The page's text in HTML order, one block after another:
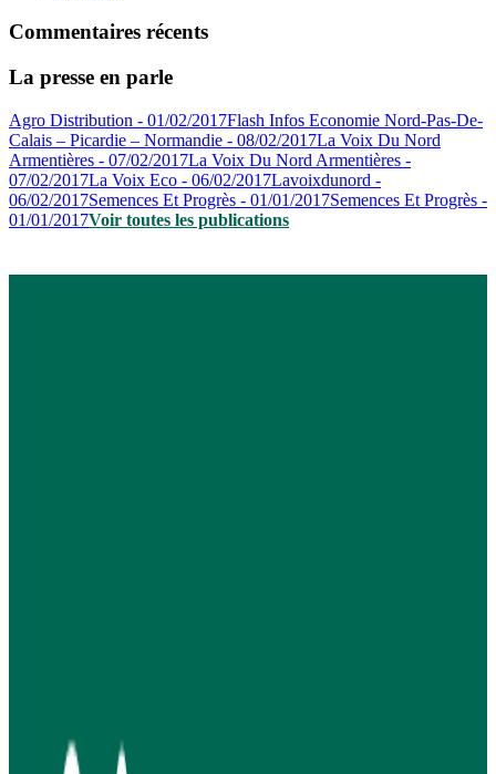
Commentaires récents
La presse en parle
Agro Distribution - 01/02/2017Flash Infos Economie Nord-Pas-De-
Calais – Picardie – Normandie - 08/02/2017La Voix Du Nord
Armentières - 07/02/2017La Voix Du Nord Armentières -
07/02/2017La Voix Eco - 06/02/2017Lavoixdunord -
06/02/2017Semences Et Progrès - 01/01/2017Semences Et Progrès -
01/01/2017Voir toutes les publications